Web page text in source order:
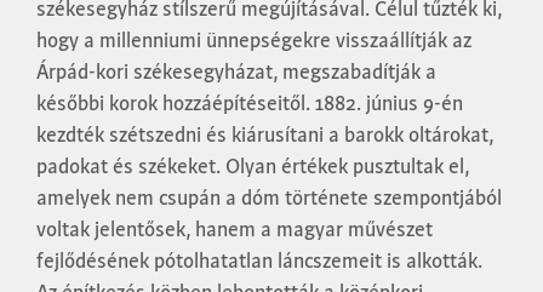
székesegyház stílszerű megújításával. Célul tűzték ki,
hogy a millenniumi ünnepségekre visszaállítják az
Árpád-kori székesegyházat, megszabadítják a
későbbi korok hozzáépítéseitől. 1882. június 9-én
kezdték szétszedni és kiárusítani a barokk oltárokat,
padokat és székeket. Olyan értékek pusztultak el,
amelyek nem csupán a dóm története szempontjából
voltak jelentősek, hanem a magyar művészet
fejlődésének pótolhatatlan láncszemeit is alkották.